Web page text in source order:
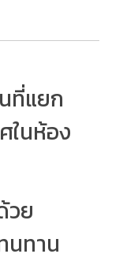
ที่แยก
ในห้อง
วย
นทาน